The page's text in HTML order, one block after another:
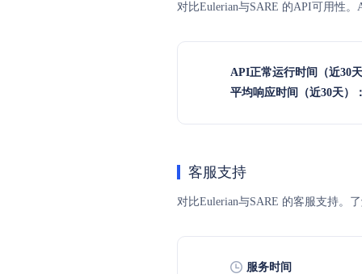
对比Eulerian与SARE 的API可用性
API正常运行时间（近30
平均响应时间（近30天）
客服支持
对比Eulerian与SARE 的客服支持。
服务时间